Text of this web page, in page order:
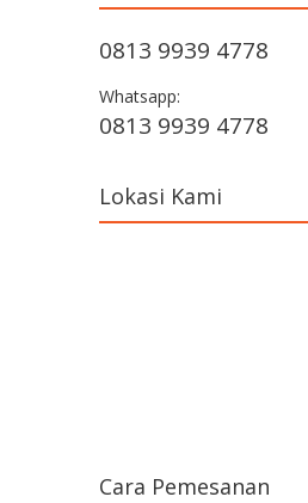
0813 9939 4778
Whatsapp:
0813 9939 4778
Lokasi Kami
Cara Pemesanan